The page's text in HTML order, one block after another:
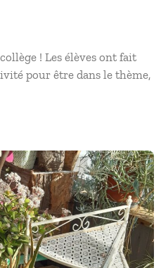
! Les élèves ont fait
pour être dans le thème,